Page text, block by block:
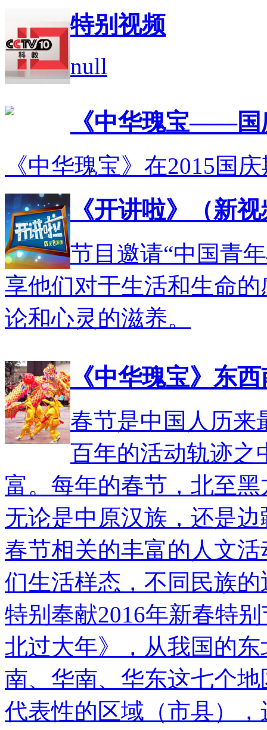
特别视频
null
《中华瑰宝——国
《中华瑰宝》在2015国
《开讲啦》（新
节目邀请“中国青
享他们对于生活和生命
论和心灵的滋养。
《中华瑰宝》东
春节是中国人历来
百年的活动轨迹之
富。每年的春节，北至
无论是中原汉族，还是
春节相关的丰富的人文
们生活样态，不同民族
特别奉献2016年新春特
北过大年》，从我国的
南、华南、华东这七个
代表性的区域（市县）